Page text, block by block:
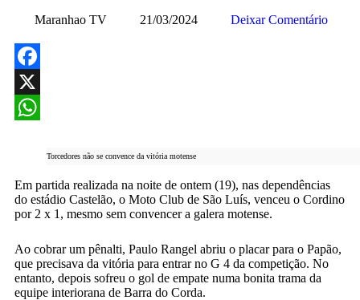
Maranhao TV 21/03/2024 Deixar Comentário
Facebook
X
Torcedores não se convence da vitória motense
Em partida realizada na noite de ontem (19), nas dependências
do estádio Castelão, o Moto Club de São Luís, venceu o Cordino
por 2 x 1, mesmo sem convencer a galera motense.
Ao cobrar um pênalti, Paulo Rangel abriu o placar para o Papão,
que precisava da vitória para entrar no G 4 da competição. No
entanto, depois sofreu o gol de empate numa bonita trama da
equipe interiorana de Barra do Corda.